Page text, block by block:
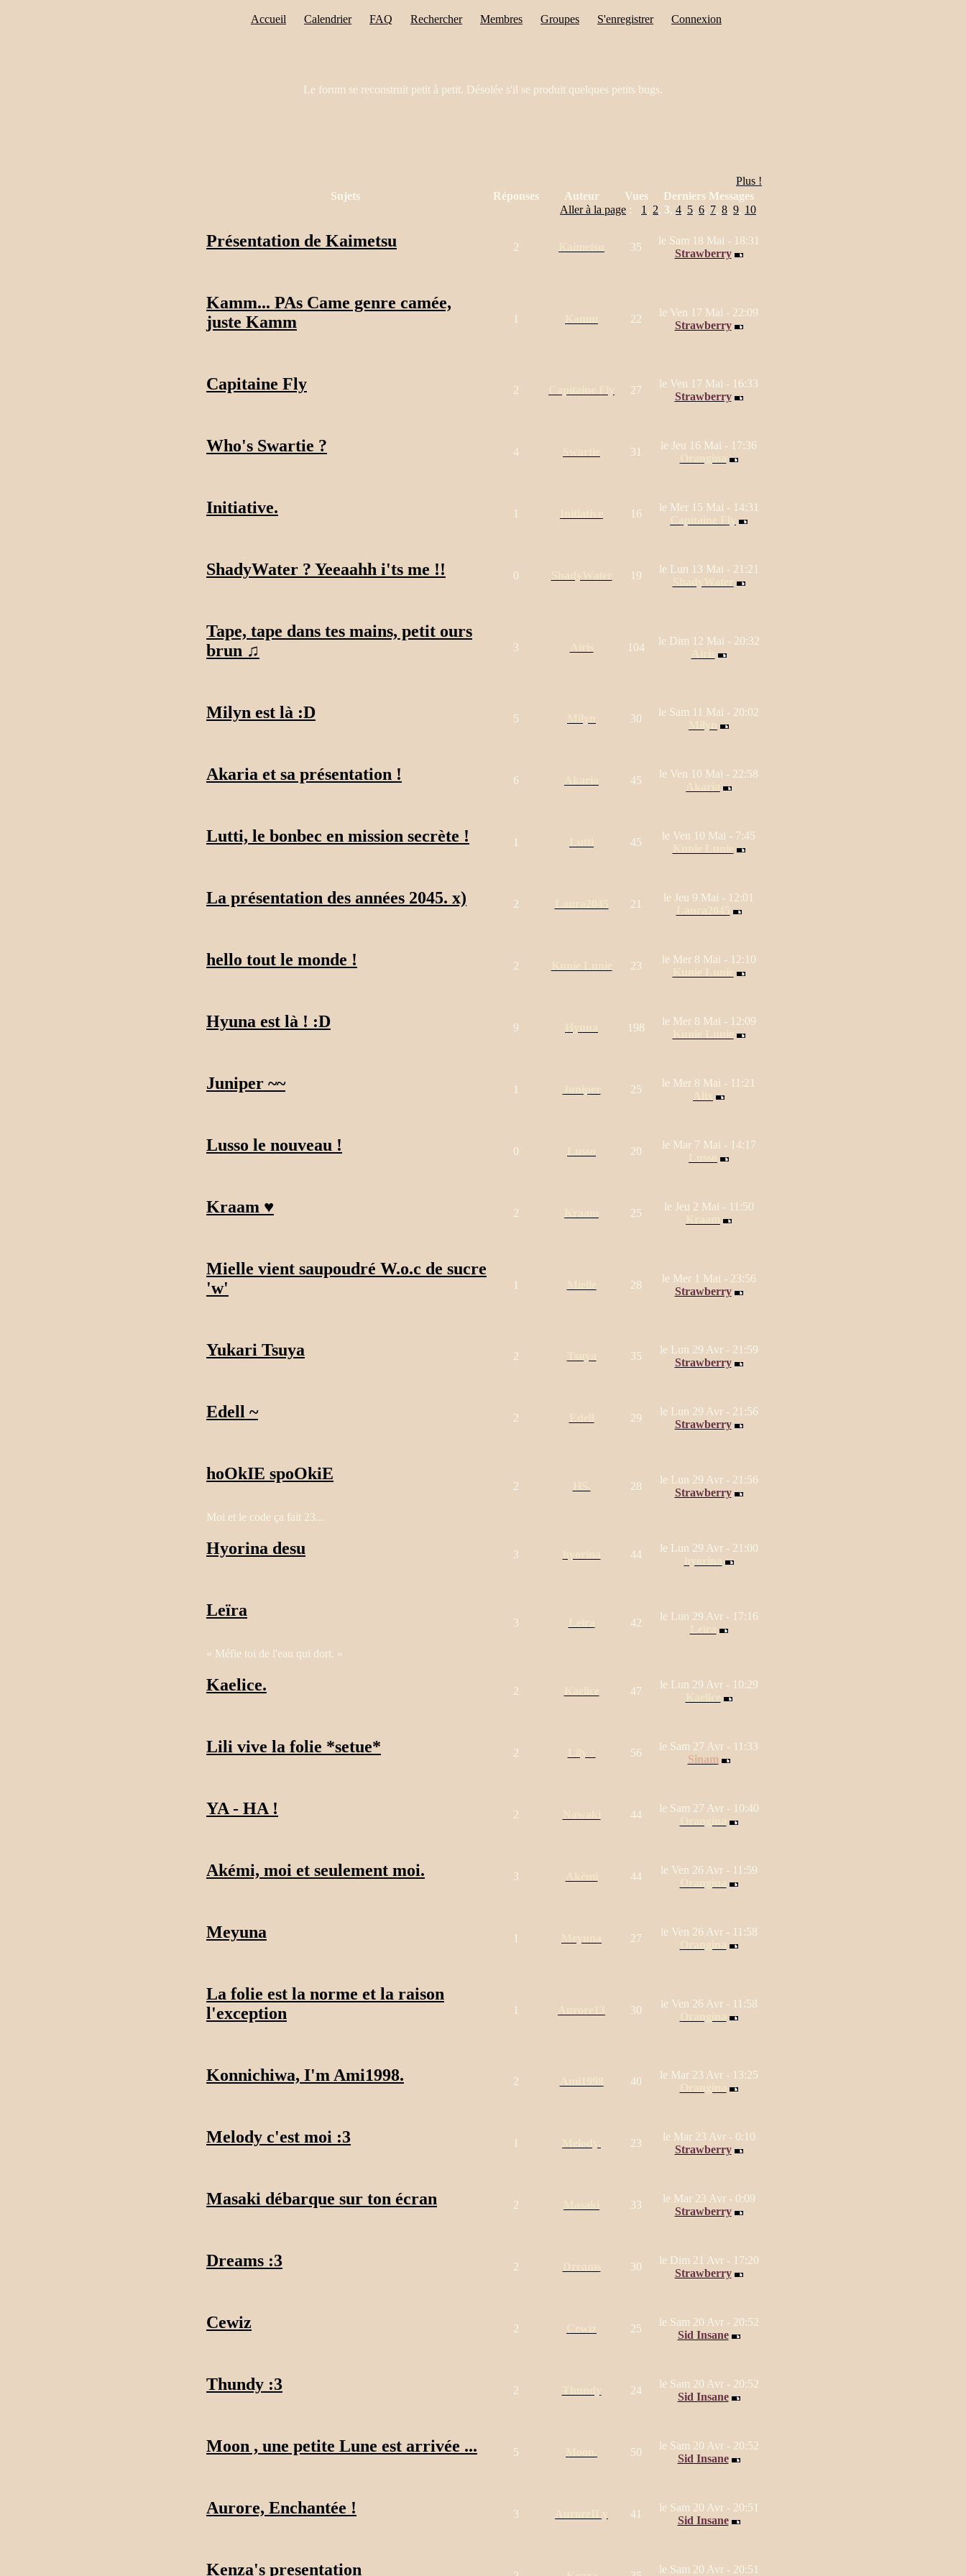
Accueil Calendrier FAQ Rechercher Membres Groupes S'enregistrer Connexion
Le forum se reconstruit petit à petit. Désolée s'il se produit quelques petits bugs.
Plus !
Sujets
Réponses Auteur Vues
Derniers Messages
Aller à la page : 1 , 2, 3, 4, 5, 6, 7, 8, 9, 10
Présentation de Kaimetsu 2 35
le Sam 18 Mai - 18:31
Strawberry
Kamm... PAs Came genre camée,
juste Kamm
1 22
le Ven 17 Mai - 22:09
Strawberry
Capitaine Fly 2 27
le Ven 17 Mai - 16:33
Strawberry
Who's Swartie ? 4 31
le Jeu 16 Mai - 17:36
Initiative. 1 16
le Mer 15 Mai - 14:31
ShadyWater ? Yeeaahh i'ts me !! 0 19
le Lun 13 Mai - 21:21
Tape, tape dans tes mains, petit ours
brun ♫
3 104
le Dim 12 Mai - 20:32
Milyn est là :D 5 30
le Sam 11 Mai - 20:02
Akaria et sa présentation ! 6 45
le Ven 10 Mai - 22:58
Lutti, le bonbec en mission secrète ! 1 45
le Ven 10 Mai - 7:45
La présentation des années 2045. x) 2 21
le Jeu 9 Mai - 12:01
hello tout le monde ! 2 23
le Mer 8 Mai - 12:10
Hyuna est là ! :D 9 198
le Mer 8 Mai - 12:09
Juniper ~~ 1 25
le Mer 8 Mai - 11:21
Lusso le nouveau ! 0 20
le Mar 7 Mai - 14:17
Kraam ♥ 2 25
le Jeu 2 Mai - 11:50
Mielle vient saupoudré W.o.c de sucre
'w'
1 28
le Mer 1 Mai - 23:56
Strawberry
Yukari Tsuya 2 35
le Lun 29 Avr - 21:59
Strawberry
Edell ~ 2 29
le Lun 29 Avr - 21:56
Strawberry
hoOkIE spoOkiE
Moi et le code ça fait 23...
2 28
le Lun 29 Avr - 21:56
Strawberry
Hyorina desu 3 44
le Lun 29 Avr - 21:00
Leïra
« Méfie toi de l'eau qui dort. »
3 42
le Lun 29 Avr - 17:16
Kaelice. 2 47
le Lun 29 Avr - 10:29
Lili vive la folie *setue* 2 56
le Sam 27 Avr - 11:33
Sinam
YA - HA ! 2 44
le Sam 27 Avr - 10:40
Akémi, moi et seulement moi. 3 44
le Ven 26 Avr - 11:59
Meyuna 1 27
le Ven 26 Avr - 11:58
La folie est la norme et la raison
l'exception
1 30
le Ven 26 Avr - 11:58
Konnichiwa, I'm Ami1998. 2 40
le Mar 23 Avr - 13:25
Melody c'est moi :3 1 23
le Mar 23 Avr - 0:10
Strawberry
Masaki débarque sur ton écran 2 33
le Mar 23 Avr - 0:09
Strawberry
Dreams :3 2 30
le Dim 21 Avr - 17:20
Strawberry
Cewiz 2 25
le Sam 20 Avr - 20:52
Sid Insane
Thundy :3 2 24
le Sam 20 Avr - 20:52
Sid Insane
Moon , une petite Lune est arrivée ... 5 50
le Sam 20 Avr - 20:52
Sid Insane
Aurore, Enchantée ! 3 41
le Sam 20 Avr - 20:51
Sid Insane
Kenza's presentation le Sam 20 Avr - 20:51